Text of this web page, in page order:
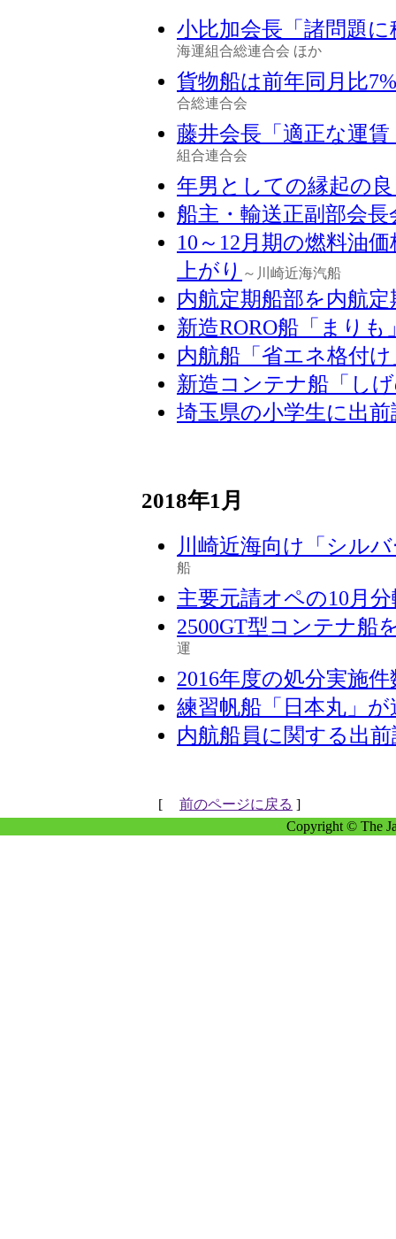
小比加会長「諸問題
海運組合総連合会 ほか
貨物船は前年同月比
合総連合会
藤井会長「適正な運
組合連合会
年男としての縁起の
船主・輸送正副部会
10～12月期の燃料油
上がり ～川崎近海汽船
内航定期船部を内航
新造RORO船「まりも
内航船「省エネ格付
新造コンテナ船「し
埼玉県の小学生に出
2018年1月
川崎近海向け「シル
船
主要元請オペの10月
2500GT型コンテナ船
運
2016年度の処分実施件
練習帆船「日本丸」
内航船員に関する出
[ 前のページに戻る ]
Copyright © The